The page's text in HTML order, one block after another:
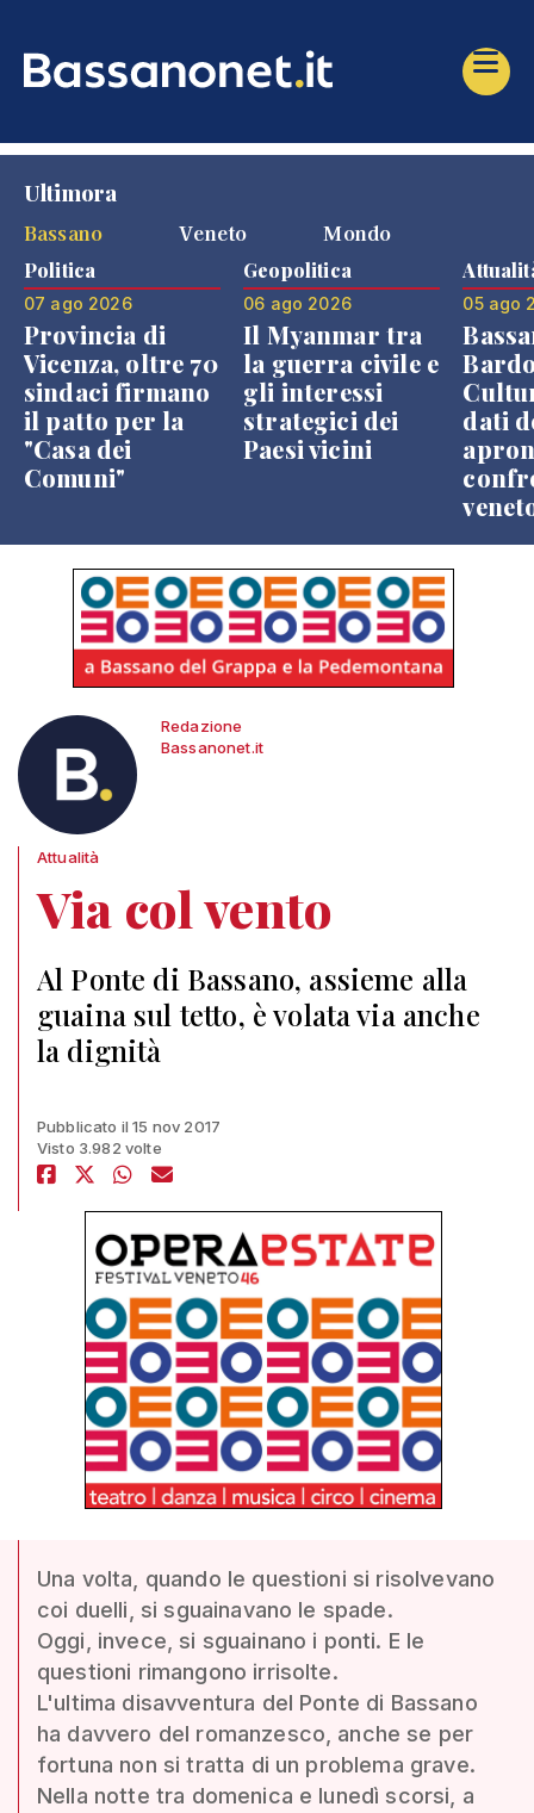
Ultimora
Bassano
Veneto Mondo
Politica
07 ago 2026
Provincia di
Vicenza, oltre 70
sindaci firmano
il patto per la
"Casa dei
Comuni"
Geopolitica
06 ago 2026
Il Myanmar tra
la guerra civile e
gli interessi
strategici dei
Paesi vicini
05 ago
dati
Redazione
Bassanonet.it
Attualità
Via col vento
Al Ponte di Bassano, assieme alla
guaina sul tetto, è volata via anche
la dignità
Pubblicato il 15 nov 2017
Visto 3.982 volte
Una volta, quando le questioni si risolvevano
coi duelli, si sguainavano le spade.
Oggi, invece, si sguainano i ponti. E le
questioni rimangono irrisolte.
L'ultima disavventura del Ponte di Bassano
ha davvero del romanzesco, anche se per
fortuna non si tratta di un problema grave.
Nella notte tra domenica e lunedì scorsi, a